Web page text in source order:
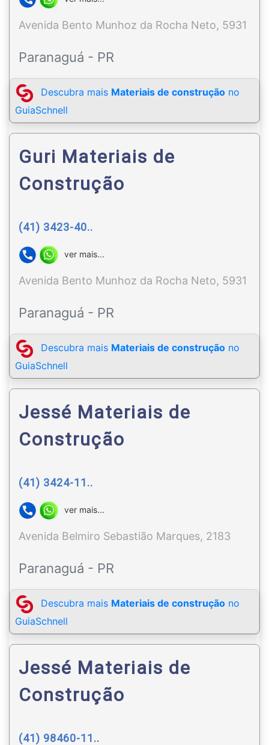
Avenida Bento Munhoz da Rocha Neto, 5931
Paranaguá - PR
Descubra mais Materiais de construção no
GuiaSchnell
Guri Materiais de
Construção
(41) 3423-40..
ver mais...
Avenida Bento Munhoz da Rocha Neto, 5931
Paranaguá - PR
Descubra mais Materiais de construção no
GuiaSchnell
Jessé Materiais de
Construção
(41) 3424-11..
ver mais...
Avenida Belmiro Sebastião Marques, 2183
Paranaguá - PR
Descubra mais Materiais de construção no
GuiaSchnell
Jessé Materiais de
Construção
(41) 98460-11..